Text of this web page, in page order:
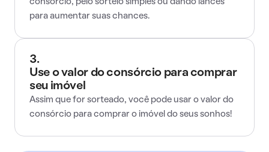
consórcio, pelo sorteio simples ou dando lances
para aumentar suas chances.
3.
Use o valor do consórcio para comprar
seu imóvel
Assim que for sorteado, você pode usar o valor do
consórcio para comprar o imóvel do seus sonhos!